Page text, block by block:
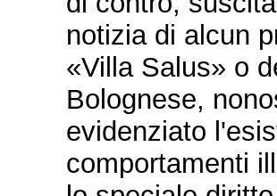
notizia di alcun
«Villa Salus» o
Bolognese,
evidenziato
comportamenti